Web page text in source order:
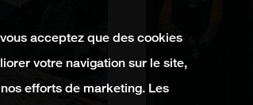
acceptez que des cookies
votre navigation sur le site,
efforts de marketing. Les